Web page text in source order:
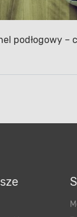
podłogowy –